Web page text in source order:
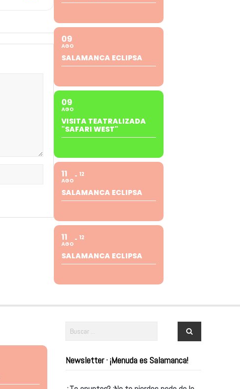
09
AGO
SALAMANCA ECLIPSA
09
AGO
VISITA TEATRALIZADA
"SAFARI WEST"
11
AGO
12
SALAMANCA ECLIPSA
11
AGO
12
SALAMANCA ECLIPSA
Newsletter · ¡Menuda es Salamanca!